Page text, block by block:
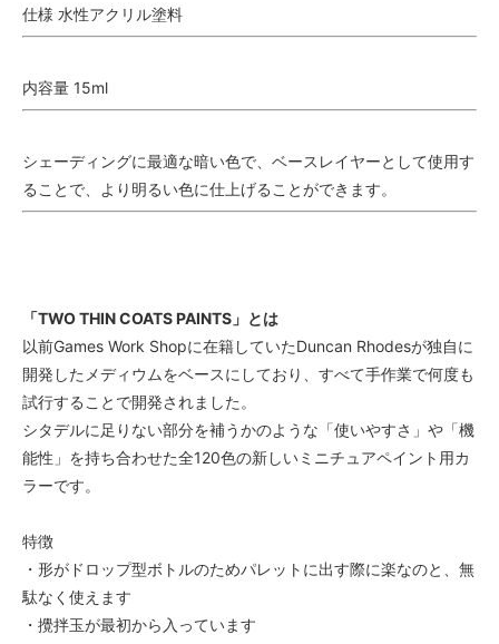
仕様 水性アクリル塗料
内容量 15ml
シェーディングに最適な暗い色で、ベースレイヤーとして使用す
ることで、より明るい色に仕上げることができます。
「TWO THIN COATS PAINTS」とは
以前Games Work Shopに在籍していたDuncan Rhodesが独自に
開発したメディウムをベースにしており、すべて手作業で何度も
試行することで開発されました。
シタデルに足りない部分を補うかのような「使いやすさ」や「機
能性」を持ち合わせた全120色の新しいミニチュアペイント用カ
ラーです。
特徴
・形がドロップ型ボトルのためパレットに出す際に楽なのと、無
駄なく使えます
・攪拌玉が最初から入っています